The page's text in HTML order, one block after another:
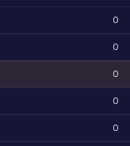
0
0
0
0
0